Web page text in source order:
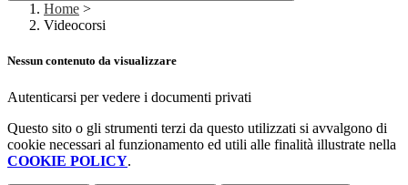
Home >
Videocorsi
Nessun contenuto da visualizzare
Autenticarsi per vedere i documenti privati
Questo sito o gli strumenti terzi da questo utilizzati si avvalgono di
cookie necessari al funzionamento ed utili alle finalità illustrate nella
COOKIE POLICY.